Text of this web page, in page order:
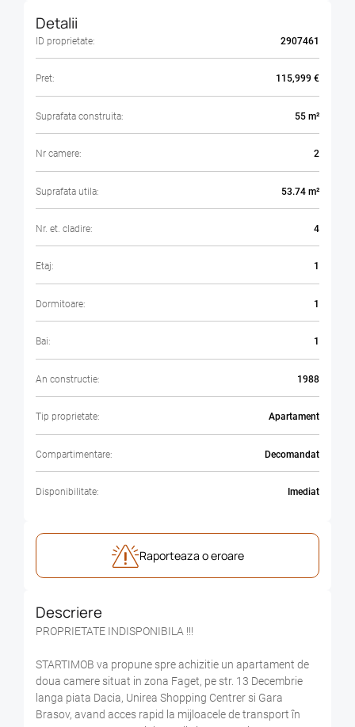
Detalii
ID proprietate: 2907461
Pret: 115,999 €
Suprafata construita: 55 m²
Nr camere: 2
Suprafata utila: 53.74 m²
Nr. et. cladire: 4
Etaj: 1
Dormitoare: 1
Bai: 1
An constructie: 1988
Tip proprietate: Apartament
Compartimentare: Decomandat
Disponibilitate: Imediat
Raporteaza o eroare
Descriere
PROPRIETATE INDISPONIBILA !!!
STARTIMOB va propune spre achizitie un apartament de
doua camere situat in zona Faget, pe str. 13 Decembrie
langa piata Dacia, Unirea Shopping Centrer si Gara
Brasov, avand acces rapid la mijloacele de transport în